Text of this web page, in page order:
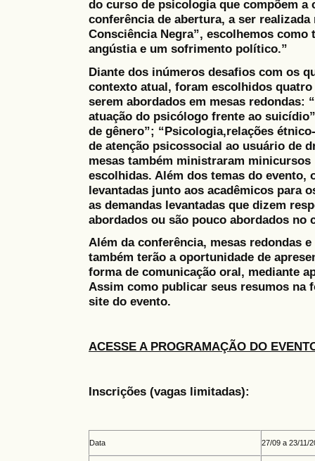
do curso de psicologia que compõem a
conferência de abertura, a ser
Consciência Negra”, escolhemos
angústia e um sofrimento político.”
Diante dos inúmeros desafios com os
contexto atual, foram escolhidos
serem abordados em mesas redondas:
atuação do psicólogo frente ao
de gênero”; “Psicologia,relações
de atenção psicossocial ao usuário de
mesas também ministraram
escolhidas. Além dos temas do evento,
levantadas junto aos acadêmicos para
as demandas levantadas que dizem
abordados ou são pouco abordados no
Além da conferência, mesas redondas
também terão a oportunidade de
forma de comunicação oral, mediante
Assim como publicar seus resumos na
site do evento.
ACESSE A PROGRAMAÇÃO DO
Inscrições (vagas limitadas):
Data 27/09 a 23/11/